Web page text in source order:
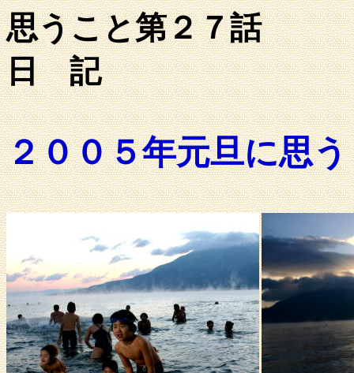
思うこと第２７
日 記
２００５年元旦に思う